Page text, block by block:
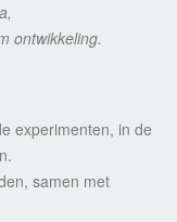
ontwikkeling.
experimenten, in de
samen met